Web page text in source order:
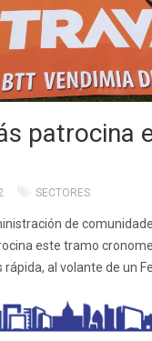
patrocina
SECTORES
de
este tramo
al volante de un